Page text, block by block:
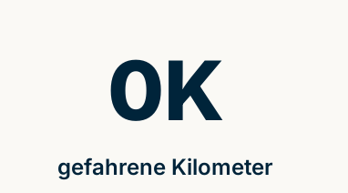
gefahrene Kilometer
0K